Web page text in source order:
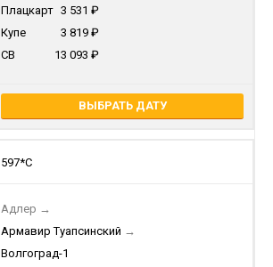
Плацкарт 3 531
Купе
3 819
СВ
13 093
ВЫБРАТЬ ДАТУ
597*С
Адлер →
Армавир Туапсинский →
Волгоград-1